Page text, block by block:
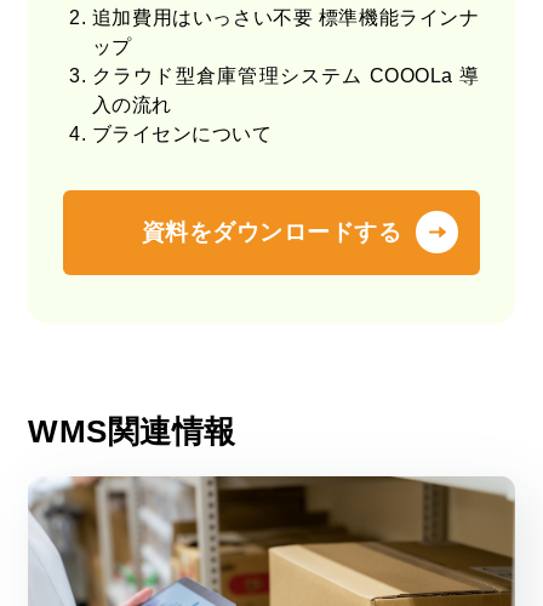
追加費用はいっさい不要 標準機能ラインナ
ップ
クラウド型倉庫管理システム COOOLa 導
入の流れ
ブライセンについて
資料をダウンロードする
WMS関連情報無料オンライン相談
お問い合わせ・資料請求